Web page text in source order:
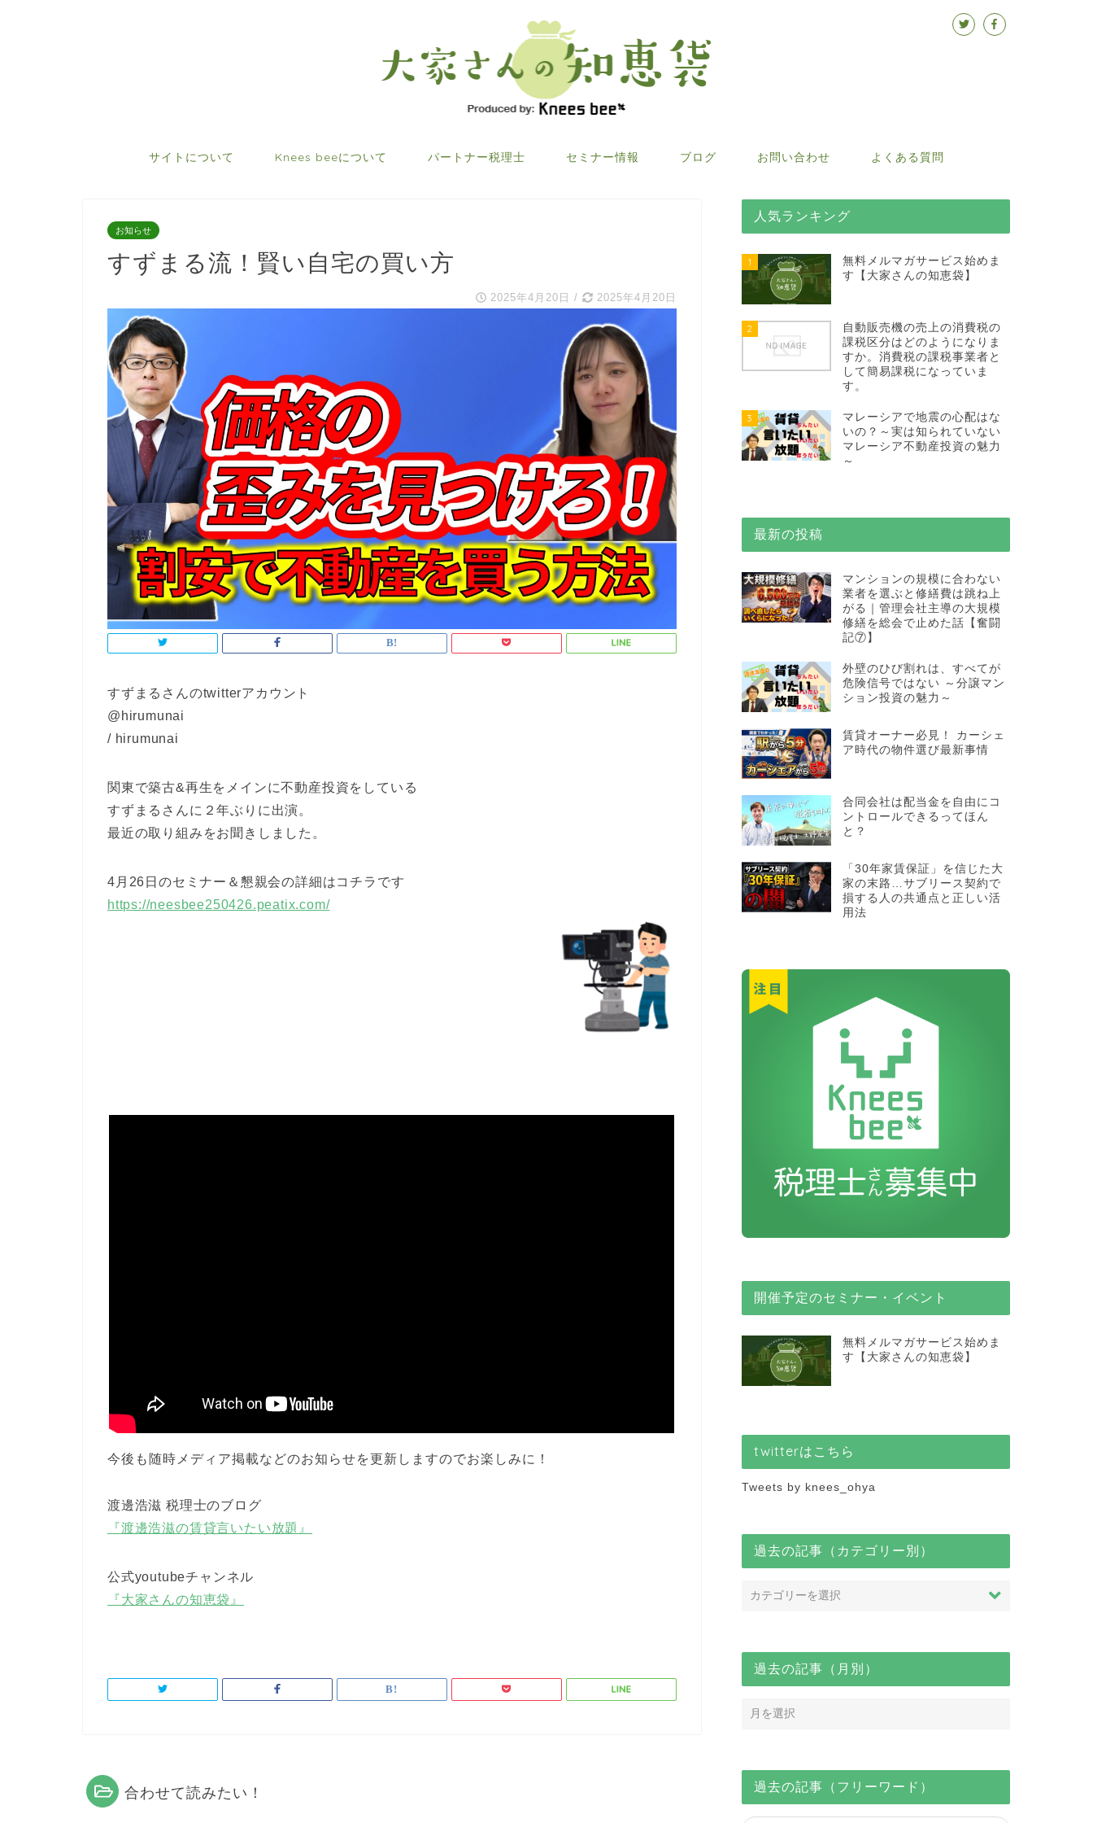
サイトについて Knees beeについて パートナー税理士 セミナー情報 ブログ お問い合わせ よくある質問
お知らせ
すずまる流！賢い自宅の買い方
2025年4月20日 / 2025年4月20日
すずまるさんのtwitterアカウント
@hirumunai
/ hirumunai
関東で築古&再生をメインに不動産投資をしている
すずまるさんに２年ぶりに出演。
最近の取り組みをお聞きしました。
4月26日のセミナー＆懇親会の詳細はコチラです
https://neesbee250426.peatix.com/
今後も随時メディア掲載などのお知らせを更新しますのでお楽しみに！
渡邊浩滋 税理士のブログ
『渡邊浩滋の賃貸言いたい放題』
公式youtubeチャンネル
『大家さんの知恵袋』
合わせて読みたい！
人気ランキング
1
無料メルマガサービス始めま
す【大家さんの知恵袋】
2
自動販売機の売上の消費税の
課税区分はどのようになりま
すか。消費税の課税事業者と
して簡易課税になっていま
す。
3
マレーシアで地震の心配はな
いの？～実は知られていない
マレーシア不動産投資の魅力
～
最新の投稿
マンションの規模に合わない
業者を選ぶと修繕費は跳ね上
がる｜管理会社主導の大規模
修繕を総会で止めた話【奮闘
記⑦】
外壁のひび割れは、すべてが
危険信号ではない ～分譲マン
ション投資の魅力～
賃貸オーナー必見！ カーシェ
ア時代の物件選び最新事情
合同会社は配当金を自由にコ
ントロールできるってほん
と？
「30年家賃保証」を信じた大
家の末路…サブリース契約で
損する人の共通点と正しい活
用法
開催予定のセミナー・イベント
無料メルマガサービス始めま
す【大家さんの知恵袋】
twitterはこちら
Tweets by knees_ohya
過去の記事（カテゴリー別）
過去の記事（月別）
過去の記事（フリーワード）